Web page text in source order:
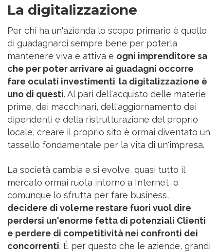
La digitalizzazione
Per chi ha un'azienda lo scopo primario è quello
di guadagnarci sempre bene per poterla
mantenere viva e attiva e ogni imprenditore sa
che per poter arrivare ai guadagni occorre
fare oculati investimenti: la digitalizzazione è
uno di questi. Al pari dell'acquisto delle materie
prime, dei macchinari, dell'aggiornamento dei
dipendenti e della ristrutturazione del proprio
locale, creare il proprio sito è ormai diventato un
tassello fondamentale per la vita di un'impresa.
La società cambia e si evolve, quasi tutto il
mercato ormai ruota intorno a Internet, o
comunque lo sfrutta per fare business,
decidere di volerne restare fuori vuol dire
perdersi un'enorme fetta di potenziali Clienti
e perdere di competitività nei confronti dei
concorrenti. È per questo che le aziende, grandi